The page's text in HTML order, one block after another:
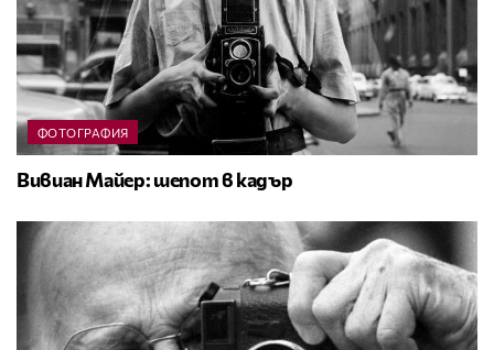
ФОТОГРАФИЯ
Вивиан Майер: шепот в кадър